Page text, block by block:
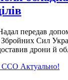
передав
Сил
дрони й
Актуально!